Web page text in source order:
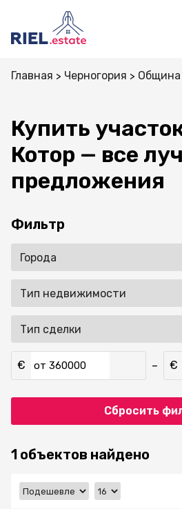
Главная Черногория Община
Купить
Котор — все
предложения
Фильтр
€ от – €
Сбросить
1 объектов найдено